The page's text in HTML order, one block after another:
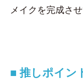
メイクを完成さ
■ 推しポイン